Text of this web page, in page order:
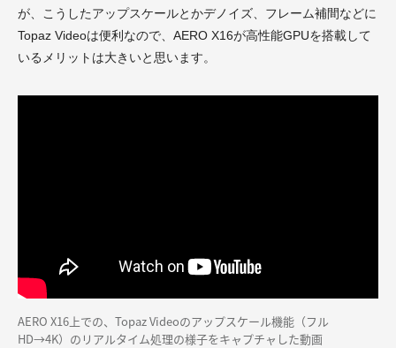
が、こうしたアップスケールとかデノイズ、フレーム補間などに
Topaz Videoは便利なので、AERO X16が高性能GPUを搭載して
いるメリットは大きいと思います。
AERO X16上での、Topaz Videoのアップスケール機能（フル
HD→4K）のリアルタイム処理の様子をキャプチャした動画